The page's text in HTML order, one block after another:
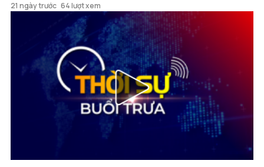
21 ngày trước 64 lượt xem